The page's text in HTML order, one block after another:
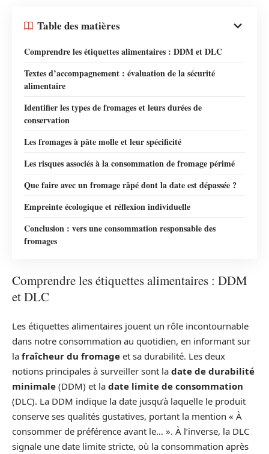
Table des matières
Comprendre les étiquettes alimentaires : DDM et DLC
Textes d’accompagnement : évaluation de la sécurité
alimentaire
Identifier les types de fromages et leurs durées de
conservation
Les fromages à pâte molle et leur spécificité
Les risques associés à la consommation de fromage périmé
Que faire avec un fromage râpé dont la date est dépassée ?
Empreinte écologique et réflexion individuelle
Conclusion : vers une consommation responsable des
fromages
Comprendre les étiquettes alimentaires : DDM
et DLC
Les étiquettes alimentaires jouent un rôle incontournable
dans notre consommation au quotidien, en informant sur
la fraîcheur du fromage et sa durabilité. Les deux
notions principales à surveiller sont la date de durabilité
minimale (DDM) et la date limite de consommation
(DLC). La DDM indique la date jusqu’à laquelle le produit
conserve ses qualités gustatives, portant la mention « À
consommer de préférence avant le… ». À l’inverse, la DLC
signale une date limite stricte, où la consommation après